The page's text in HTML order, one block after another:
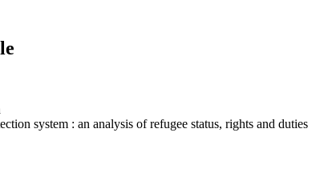
system : an analysis of refugee status, rights and duties